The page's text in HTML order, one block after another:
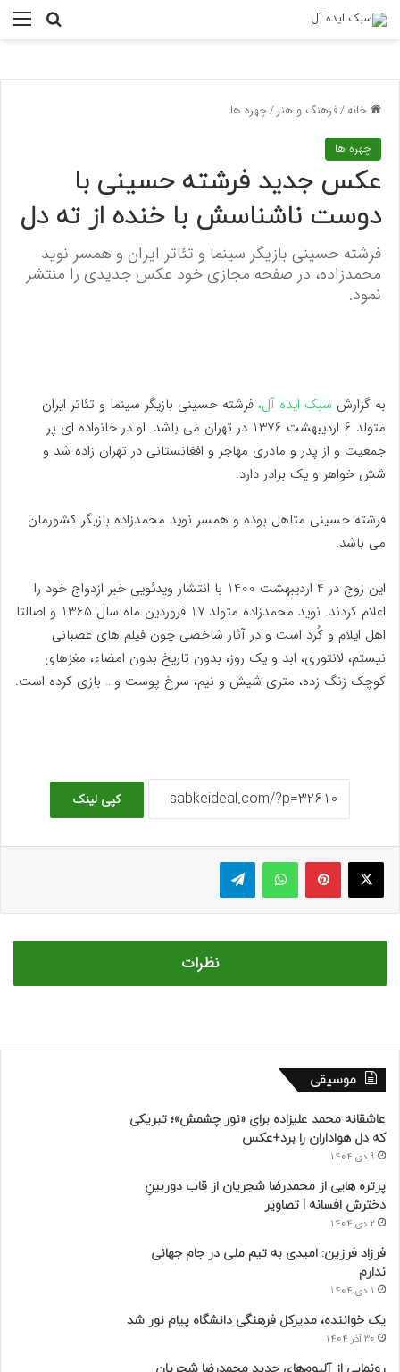
خانه/فرهنگ و هنر/چهره ها
چهره ها
عکس جدید فرشته حسینی با
دوست ناشناسش با خنده از ته دل
فرشته حسینی بازیگر سینما و تئاتر ایران و همسر نوید
محمدزاده، در صفحه مجازی خود عکس جدیدی را منتشر
نمود.
به گزارش سبک ایده آل، فرشته حسینی بازیگر سینما و تئاتر ایران
متولد 6 اردیبهشت 1376 در تهران می باشد. او در خانواده ای پر
جمعیت و از پدر و مادری مهاجر و افغانستانی‌ در تهران زاده شد و
شش خواهر و یک برادر دارد.
فرشته حسینی متاهل بوده و همسر نوید محمدزاده بازیگر کشورمان
می باشد.
این زوج در 4 اردیبهشت 1400 با انتشار ویدئویی خبر ازدواج خود را
اعلام کردند. نوید محمدزاده متولد 17 فروردین ماه سال 1365 و اصالتا
اهل ایلام و کُرد است و در آثار شاخصی چون فیلم های عصبانی
نیستم، لانتوری، ابد و یک روز، بدون تاریخ بدون امضاء، مغزهای
کوچک زنگ زده، متری شیش و نیم، سرخ پوست و… بازی کرده است.
کپی لینک
ایکس پینتریستواتس آپ تلگرام
نظرات
موسیقی
عاشقانه محمد علیزاده برای «نور چشمش»؛ تبریکی
که دل هواداران را برد+عکس
9 دی 1404
پرتره هایی از محمدرضا شجریان از قاب دوربینِ
دخترش افسانه | تصاویر
2 دی 1404
فرزاد فرزین: امیدی به تیم ملی در جام جهانی
ندارم
1 دی 1404
یک خواننده، مدیرکل فرهنگی دانشگاه پیام نور شد
30 آذر 1404